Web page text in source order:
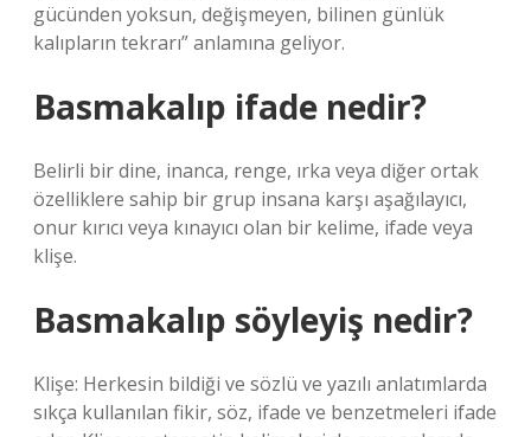
gücünden yoksun, değişmeyen, bilinen günlük
kalıpların tekrarı” anlamına geliyor.
Basmakalıp ifade nedir?
Belirli bir dine, inanca, renge, ırka veya diğer ortak
özelliklere sahip bir grup insana karşı aşağılayıcı,
onur kırıcı veya kınayıcı olan bir kelime, ifade veya
klişe.
Basmakalıp söyleyiş nedir?
Klişe: Herkesin bildiği ve sözlü ve yazılı anlatımlarda
sıkça kullanılan fikir, söz, ifade ve benzetmeleri ifade